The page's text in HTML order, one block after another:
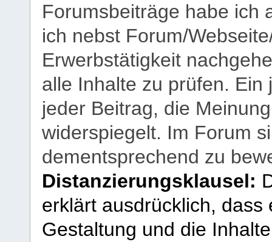
Forumsbeiträge habe ich
ich nebst Forum/
Erwerbstätigkeit
alle Inhalte zu prüfen.
jeder Beitrag, die
widerspiegelt. Im Forum
dementsprechend zu
Distanzierungsklausel:
erklärt ausdrücklich,
Gestaltung und die